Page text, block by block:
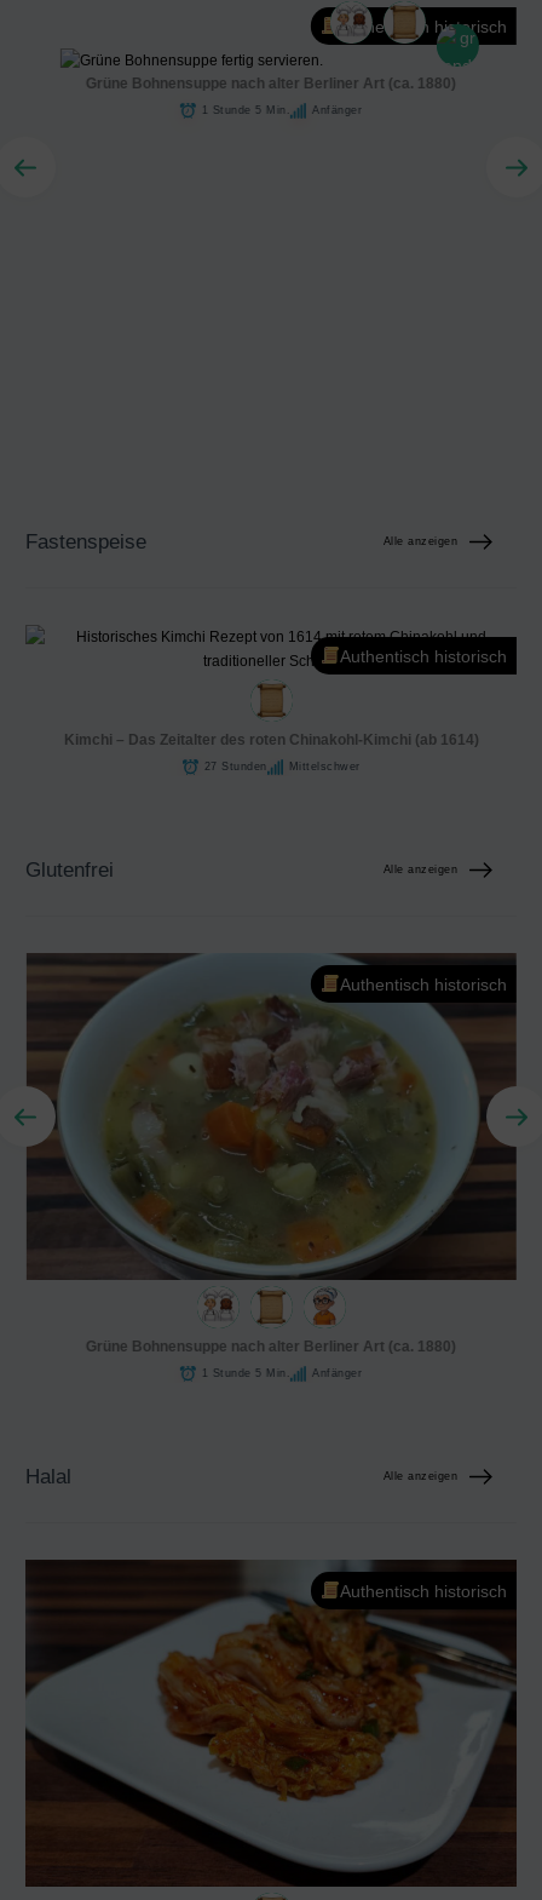
Authentisch historisch
Grüne Bohnensuppe nach alter Berliner Art (ca. 1880)
1 Stunde 5 Min. Anfänger
Fastenspeise Alle anzeigen
Authentisch historisch
Kimchi – Das Zeitalter des roten Chinakohl-Kimchi (ab 1614)
27 Stunden Mittelschwer
Glutenfrei Alle anzeigen
Authentisch historisch
Grüne Bohnensuppe nach alter Berliner Art (ca. 1880)
1 Stunde 5 Min. Anfänger
Halal Alle anzeigen
Authentisch historisch